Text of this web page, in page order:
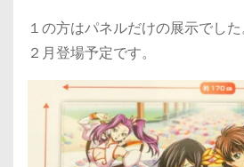
１の方はパネルだけの展示でし
２月登場予定です。